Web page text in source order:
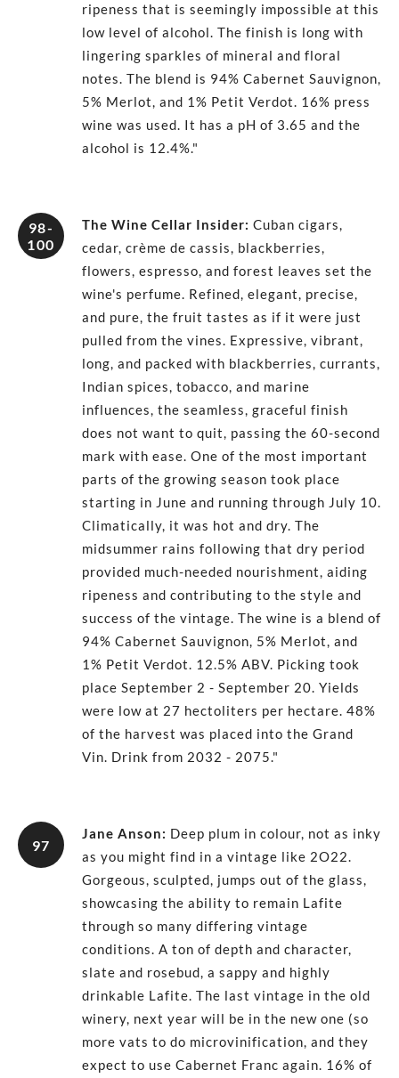
ripeness that is seemingly impossible at this
low level of alcohol. The finish is long with
lingering sparkles of mineral and floral
notes. The blend is 94% Cabernet Sauvignon,
5% Merlot, and 1% Petit Verdot. 16% press
wine was used. It has a pH of 3.65 and the
alcohol is 12.4%."
98-
100
The Wine Cellar Insider: Cuban cigars,
cedar, crème de cassis, blackberries,
flowers, espresso, and forest leaves set the
wine's perfume. Refined, elegant, precise,
and pure, the fruit tastes as if it were just
pulled from the vines. Expressive, vibrant,
long, and packed with blackberries, currants,
Indian spices, tobacco, and marine
influences, the seamless, graceful finish
does not want to quit, passing the 60-second
mark with ease. One of the most important
parts of the growing season took place
starting in June and running through July 10.
Climatically, it was hot and dry. The
midsummer rains following that dry period
provided much-needed nourishment, aiding
ripeness and contributing to the style and
success of the vintage. The wine is a blend of
94% Cabernet Sauvignon, 5% Merlot, and
1% Petit Verdot. 12.5% ABV. Picking took
place September 2 - September 20. Yields
were low at 27 hectoliters per hectare. 48%
of the harvest was placed into the Grand
Vin. Drink from 2032 - 2075."
97
Jane Anson: Deep plum in colour, not as inky
as you might find in a vintage like 2O22.
Gorgeous, sculpted, jumps out of the glass,
showcasing the ability to remain Lafite
through so many differing vintage
conditions. A ton of depth and character,
slate and rosebud, a sappy and highly
drinkable Lafite. The last vintage in the old
winery, next year will be in the new one (so
more vats to do microvinification, and they
expect to use Cabernet Franc again. 16% of